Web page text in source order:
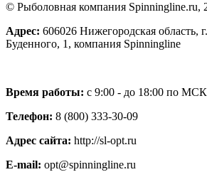
© Рыболовная компания Spinningline.ru,
Адрес: 606026 Нижегородская область,
Буденного, 1, компания Spinningline
Время работы: с 9:00 - до 18:00 по МСК
Телефон: 8 (800) 333-30-09
Адрес сайта: http://sl-opt.ru
E-mail: opt@spinningline.ru